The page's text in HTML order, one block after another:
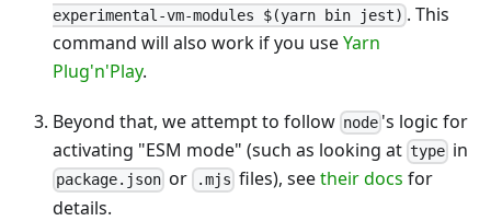
experimental-vm-modules $(yarn bin jest) . This
command will also work if you useYarn
Plug'n'Play.
Beyond that, we attempt to follow node 's logic for
activating "ESM mode" (such as looking at type in
package.json or .mjs files), seetheir docs for
details.